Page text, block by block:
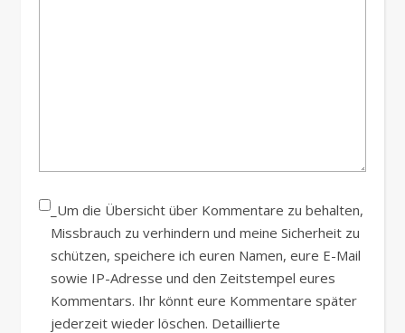
_Um die Übersicht über Kommentare zu behalten,
Missbrauch zu verhindern und meine Sicherheit zu
schützen, speichere ich euren Namen, eure E-Mail
sowie IP-Adresse und den Zeitstempel eures
Kommentars. Ihr könnt eure Kommentare später
jederzeit wieder löschen. Detaillierte